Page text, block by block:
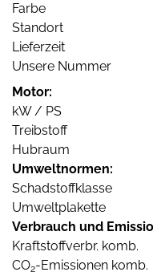
Farbe
Standort
Lieferzeit
Unsere Nummer
Motor:
kW / PS
Treibstoff
Hubraum
Umweltnormen:
Schadstoffklasse
Umweltplakette
Verbrauch und
Kraftstoffverbr. komb.
CO2-Emissionen komb.